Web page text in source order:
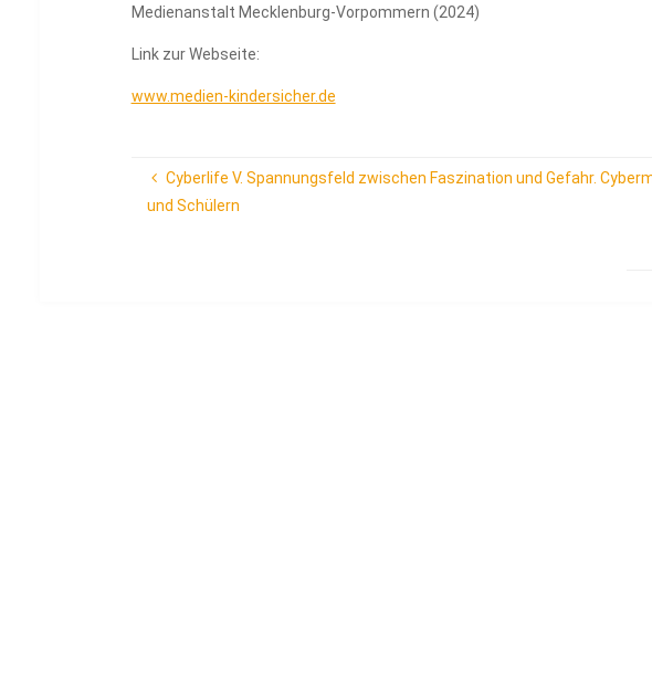
Medienanstalt Mecklenburg-Vorpommern (2024)
Link zur Webseite:
www.medien-kindersicher.de
Cyberlife V. Spannungsfeld zwischen Faszination und Gefahr.
und Schülern